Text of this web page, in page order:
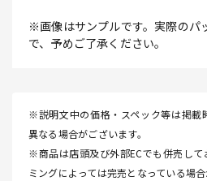
※画像はサンプルです。実際のパ
で、予めご了承ください。
※説明文中の価格・スペック等は掲載
異なる場合がございます。
※商品は店頭及び外部ECでも併売して
ミングによっては完売となっている場合